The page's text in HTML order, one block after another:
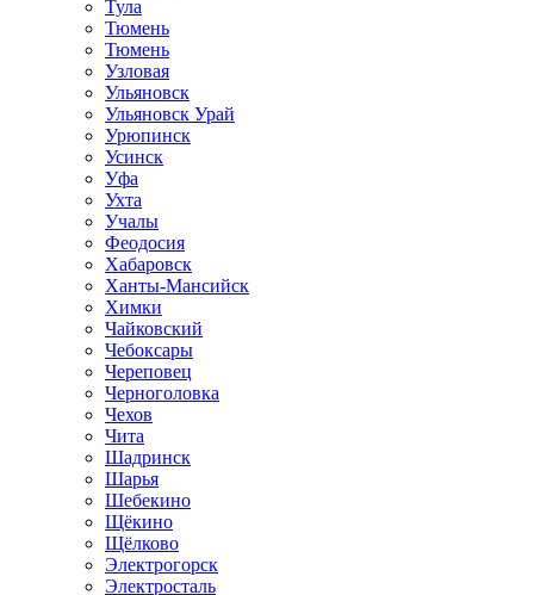
Тула
Тюмень
Тюмень
Узловая
Ульяновск
Ульяновск Урай
Урюпинск
Усинск
Уфа
Ухта
Учалы
Феодосия
Хабаровск
Ханты-Мансийск
Химки
Чайковский
Чебоксары
Череповец
Черноголовка
Чехов
Чита
Шадринск
Шарья
Шебекино
Щёкино
Щёлково
Электрогорск
Электросталь